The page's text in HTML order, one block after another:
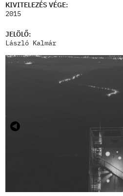
KIVITELEZÉS VÉGE:
2015
JELÖLŐ:
László Kalmár